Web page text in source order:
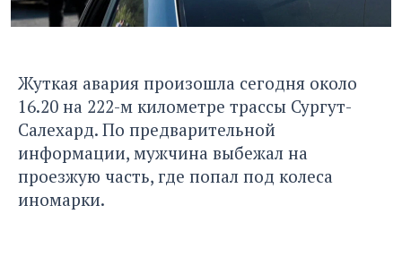
Жуткая авария произошла сегодня около
16.20 на 222-м километре трассы Сургут-
Салехард. По предварительной
информации, мужчина выбежал на
проезжую часть, где попал под колеса
иномарки.